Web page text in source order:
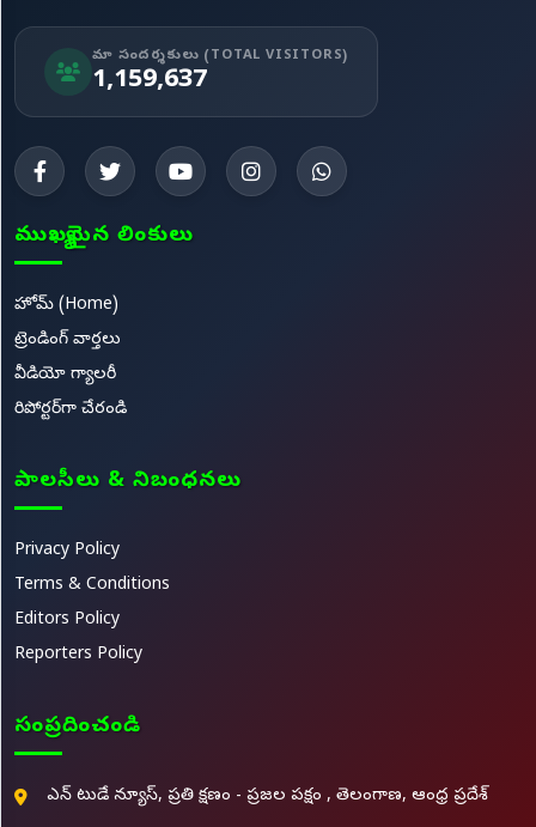
మా సందర్శకులు (TOTAL VISITORS)
1,159,637
ముఖ్యమైన లింకులు
హోమ్ (Home)
ట్రెండింగ్ వార్తలు
వీడియో గ్యాలరీ
రిపోర్టర్‌గా చేరండి
పాలసీలు & నిబంధనలు
Privacy Policy
Terms & Conditions
Editors Policy
Reporters Policy
సంప్రదించండి
ఎన్ టుడే న్యూస్, ప్రతి క్షణం - ప్రజల పక్షం , తెలంగాణ, ఆంధ్ర ప్రదేశ్